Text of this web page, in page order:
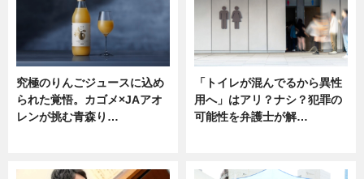
究極のりんごジュースに込め
られた覚悟。カゴメ×JAアオ
レンが挑む青森り…
「トイレが混んでるから異性
用へ」はアリ？ナシ？犯罪の
可能性を弁護士が解…